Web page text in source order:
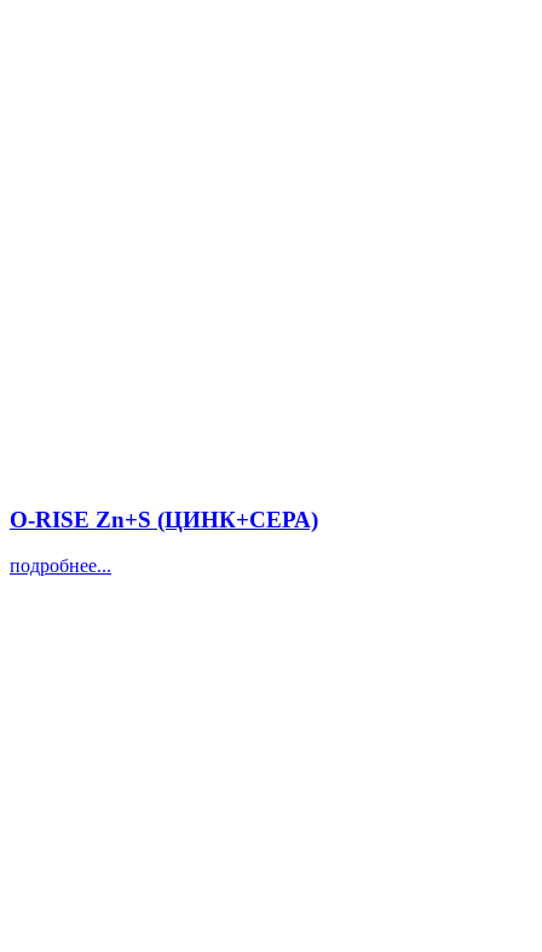
O-RISE Zn+S (ЦИНК+СЕРА)
подробнее...